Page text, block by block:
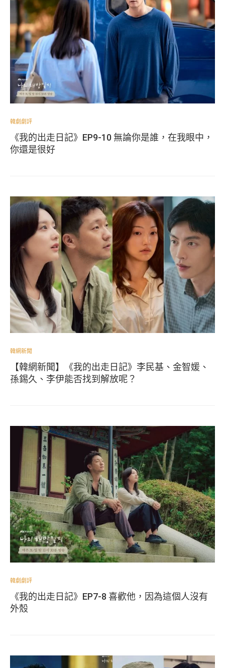
韓劇劇評
《我的出走日記》EP9-10 無論你是誰，在我眼中，
你還是很好
韓網新聞
【韓網新聞】《我的出走日記》李民基、金智媛、
孫錫久、李伊能否找到解放呢？
韓劇劇評
《我的出走日記》EP7-8 喜歡他，因為這個人沒有
外殼